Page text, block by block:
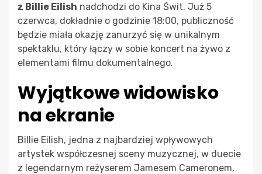
z Billie Eilish nadchodzi do Kina Świt. Już 5
czerwca, dokładnie o godzinie 18:00, publiczność
będzie miała okazję zanurzyć się w unikalnym
spektaklu, który łączy w sobie koncert na żywo z
elementami filmu dokumentalnego.
Wyjątkowe widowisko
na ekranie
Billie Eilish, jedna z najbardziej wpływowych
artystek współczesnej sceny muzycznej, w duecie
z legendarnym reżyserem Jamesem Cameronem,